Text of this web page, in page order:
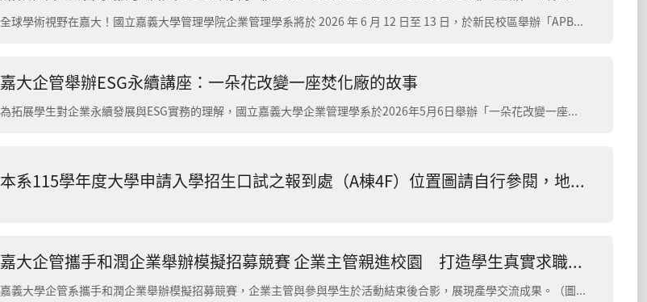
全球學術視野在嘉大！國立嘉義大學管理學院企業管理學系將於 2026 年 6 月 12 日至 13 日，於新民校區舉辦「APBR Special Issue Workshop: Internet-me...
嘉大企管舉辦ESG永續講座：一朵花改變一座焚化廠的故事
為拓展學生對企業永續發展與ESG實務的理解，國立嘉義大學企業管理學系於2026年5月6日舉辦「一朵花改變一座焚化廠」專題講座，邀請達和鹿草環保股份有限公司管理課長林諄婷博士（蝴蝶姐姐）蒞校分享...
本系115學年度大學申請入學招生口試之報到處（A棟4F）位置圖請自行參閱，地點在本校新民校區A棟4樓（嘉義市新民路580號）。若有疑問請洽本系系辦鄧秘書（05）273-2825，謝謝！
嘉大企管攜手和潤企業舉辦模擬招募競賽 企業主管親進校園 打造學生真實求職初體驗
嘉義大學企管系攜手和潤企業舉辦模擬招募競賽，企業主管與參與學生於活動結束後合影，展現產學交流成果。（圖／嘉大企管系提供） 為協助學生提前接軌職場、提升未來就業...